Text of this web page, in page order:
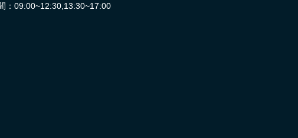
：09:00~12:30,13:30~17:00